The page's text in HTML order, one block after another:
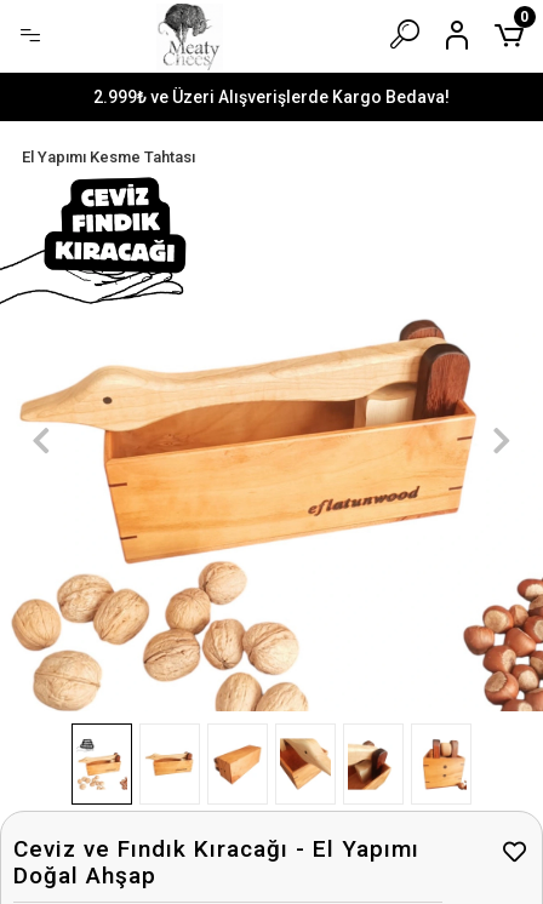
2.999₺ ve Üzeri Alışverişlerde Kargo Bedava!
0
El Yapımı Kesme Tahtası
Ceviz ve Fındık Kıracağı - El Yapımı
Doğal Ahşap